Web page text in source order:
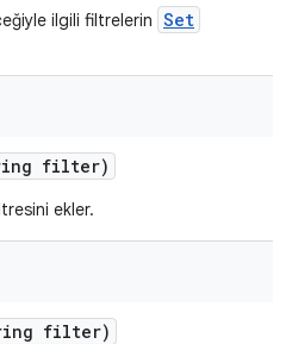
ilgili filtrelerin Set
filter)
ekler.
filter)